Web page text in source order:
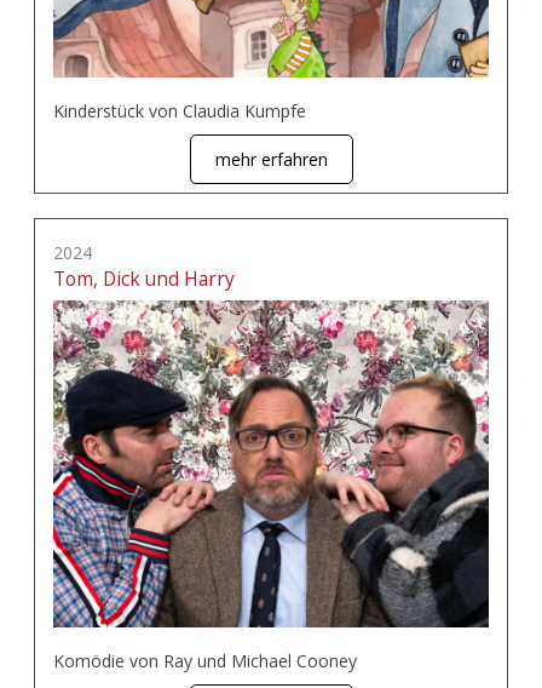
Kinderstück von Claudia Kumpfe
mehr erfahren
2024
Tom, Dick und Harry
Komödie von Ray und Michael Cooney